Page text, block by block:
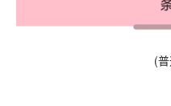
(